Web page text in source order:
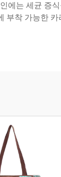
에는 세균 증
부착 가능한